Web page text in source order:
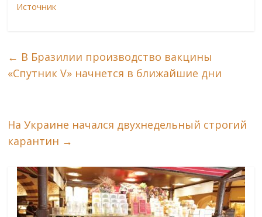
Источник
← В Бразилии производство вакцины
«Спутник V» начнется в ближайшие дни
На Украине начался двухнедельный строгий
карантин →